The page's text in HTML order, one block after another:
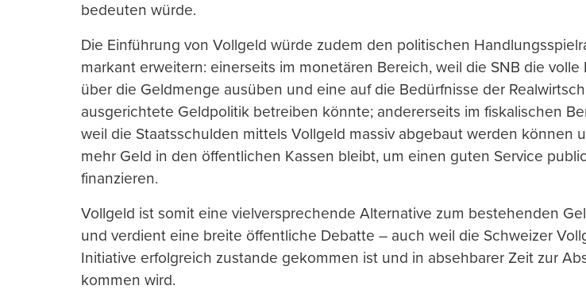
bedeuten würde.
Die Einführung von Vollgeld würde zudem den politischen
markant erweitern: einerseits im monetären Bereich, weil die SNB die volle
über die Geldmenge ausüben und eine auf die Bedürfnisse der
ausgerichtete Geldpolitik betreiben könnte; andererseits im fiskalischen
weil die Staatsschulden mittels Vollgeld massiv abgebaut werden können
mehr Geld in den öffentlichen Kassen bleibt, um einen guten Service
finanzieren.
Vollgeld ist somit eine vielversprechende Alternative zum bestehenden
und verdient eine breite öffentliche Debatte – auch weil die Schweizer
Initiative erfolgreich zustande gekommen ist und in absehbarer Zeit zur
kommen wird.